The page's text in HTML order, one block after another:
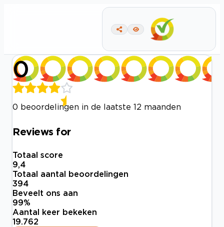
0
0 beoordelingen in de laatste 12 maanden
Reviews for
Totaal score
9,4
Totaal aantal beoordelingen
394
Beveelt ons aan
99%
Aantal keer bekeken
19.762